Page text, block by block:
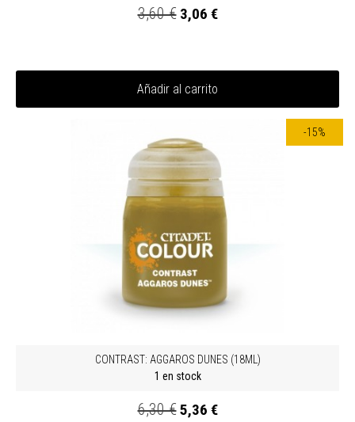
3,60 € 3,06 €
Añadir al carrito
-15%
CONTRAST: AGGAROS DUNES (18ML)
1 en stock
6,30 €5,36 €